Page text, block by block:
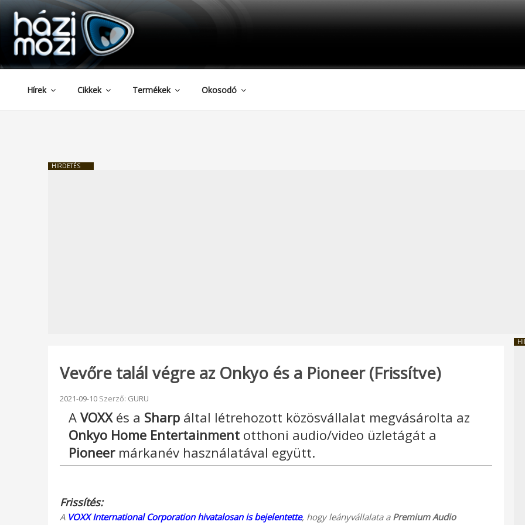
Tartalomhoz
HAZIMOZI
Hírek Cikkek Termékek Okosodó
HIRDETÉS
Vevőre talál végre az Onkyo és a Pioneer (Frissítve)
Beküldve:
2021-09-10 Szerző: GURU
A VOXXés a Sharp által létrehozott közösvállalat megvásárolta az
Onkyo Home Entertainment otthoni audio/video üzletágát a
Pioneermárkanév használatával együtt.
Frissítés:
A VOXX International Corporation hivatalosan is bejelentette, hogy leányvállalata a Premium Audio